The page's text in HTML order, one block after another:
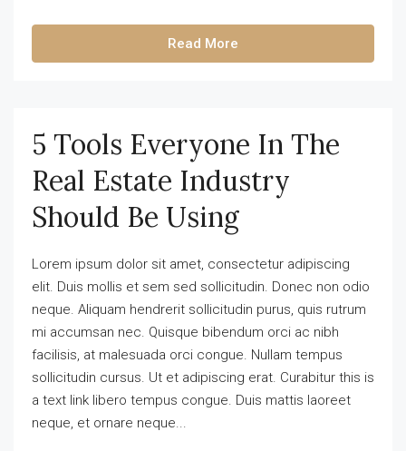
Read More
5 Tools Everyone In The
Real Estate Industry
Should Be Using
Lorem ipsum dolor sit amet, consectetur adipiscing
elit. Duis mollis et sem sed sollicitudin. Donec non odio
neque. Aliquam hendrerit sollicitudin purus, quis rutrum
mi accumsan nec. Quisque bibendum orci ac nibh
facilisis, at malesuada orci congue. Nullam tempus
sollicitudin cursus. Ut et adipiscing erat. Curabitur this is
a text link libero tempus congue. Duis mattis laoreet
neque, et ornare neque...